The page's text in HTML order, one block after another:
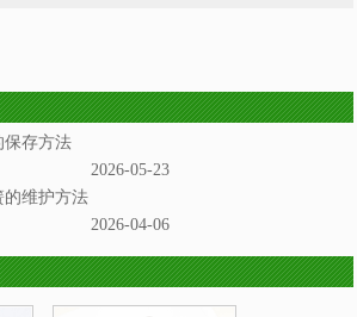
保存方法
2026-05-23
的维护方法
2026-04-06